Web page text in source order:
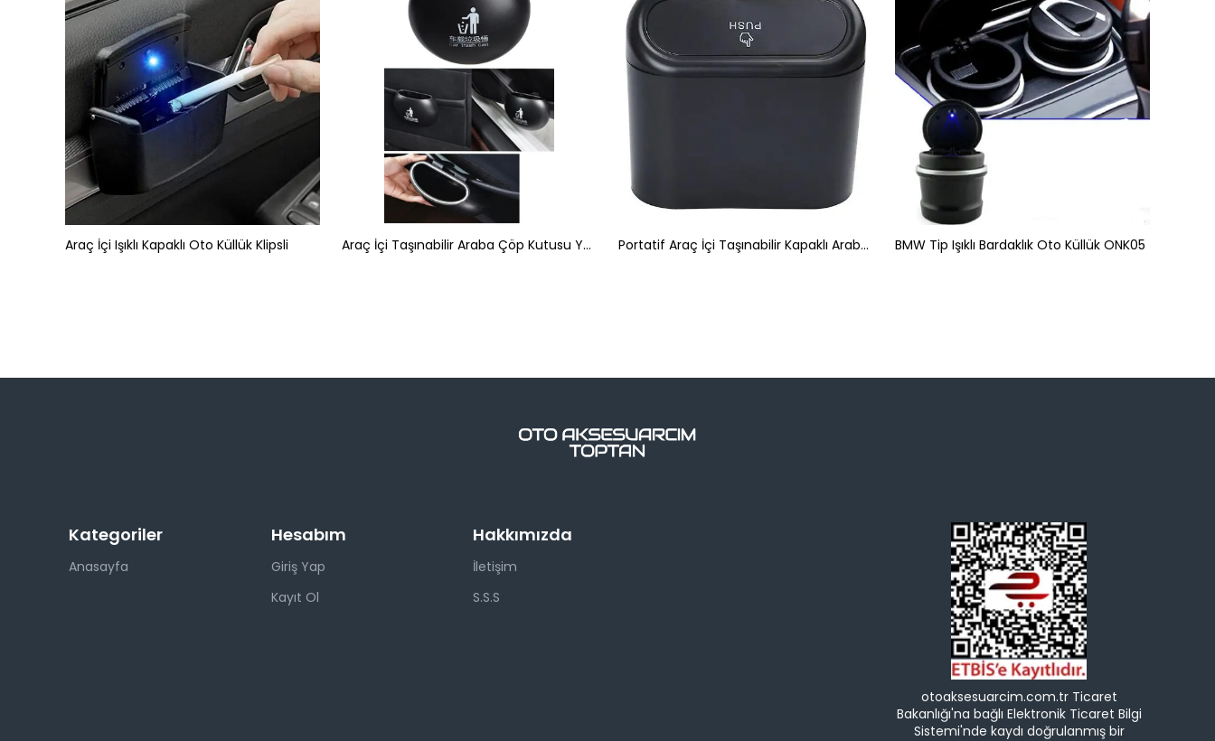
Araç İçi Işıklı Kapaklı Oto Küllük Klipsli Araç İçi Taşınabilir Araba Çöp Kutusu Yuvarlak Siyah Portatif Araç İçi Taşınabilir Kapaklı Araba Çöp Kutusu Siyah BMW Tip Işıklı Bardaklık Oto Küllük ONK05
Kategoriler
Anasayfa
Hesabım
Giriş Yap
Kayıt Ol
Hakkımızda
İletişim
S.S.S
otoaksesuarcim.com.tr Ticaret
Bakanlığı'na bağlı Elektronik Ticaret Bilgi
Sistemi'nde kaydı doğrulanmış bir